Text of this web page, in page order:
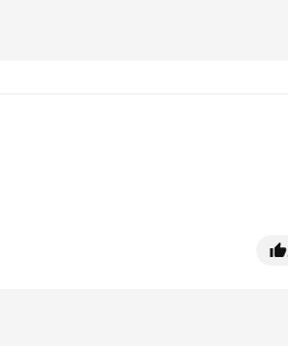
thumb_up